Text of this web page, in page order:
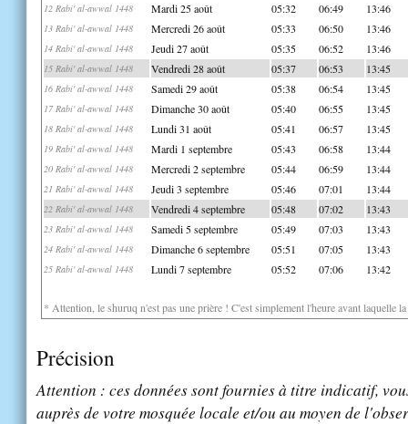
12 Rabi' al-awwal 1448 Mardi 25 août 05:32 06:49 13:46
13 Rabi' al-awwal 1448 Mercredi 26 août 05:33 06:50 13:46
14 Rabi' al-awwal 1448 Jeudi 27 août 05:35 06:52 13:46
15 Rabi' al-awwal 1448 Vendredi 28 août 05:37 06:53 13:45
16 Rabi' al-awwal 1448 Samedi 29 août 05:38 06:54 13:45
17 Rabi' al-awwal 1448 Dimanche 30 août 05:40 06:55 13:45
18 Rabi' al-awwal 1448 Lundi 31 août 05:41 06:57 13:45
19 Rabi' al-awwal 1448 Mardi 1 septembre 05:43 06:58 13:44
20 Rabi' al-awwal 1448 Mercredi 2 septembre 05:44 06:59 13:44
21 Rabi' al-awwal 1448 Jeudi 3 septembre 05:46 07:01 13:44
22 Rabi' al-awwal 1448 Vendredi 4 septembre 05:48 07:02 13:43
23 Rabi' al-awwal 1448 Samedi 5 septembre 05:49 07:03 13:43
24 Rabi' al-awwal 1448 Dimanche 6 septembre 05:51 07:05 13:43
25 Rabi' al-awwal 1448 Lundi 7 septembre 05:52 07:06 13:42
* Attention, le shuruq n'est pas une prière ! C'est simplement l'heure avant laquelle
Précision
Attention : ces données sont fournies à titre indicatif,
auprès de votre mosquée locale et/ou au moyen de